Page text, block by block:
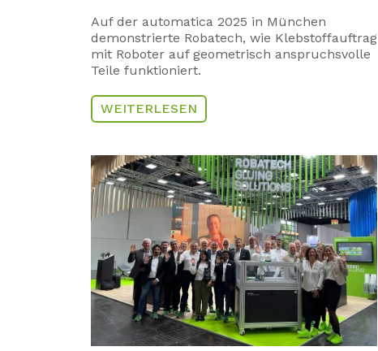
Auf der automatica 2025 in München
demonstrierte Robatech, wie Klebstoffauftrag
mit Roboter auf geometrisch anspruchsvolle
Teile funktioniert.
WEITERLESEN